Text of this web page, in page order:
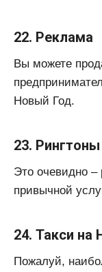
22. Реклама
Вы можете
Новый Год.
23.
Это очевидно –
привычной
24. Такси на
Пожалуй,